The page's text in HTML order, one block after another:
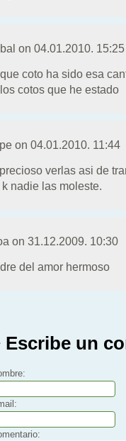
on 04.01.2010. 15:25
coto ha sido esa
cotos que he estado
on 04.01.2010. 11:44
verlas asi de
nadie las moleste.
on 31.12.2009. 10:30
del amor hermoso
Escribe un